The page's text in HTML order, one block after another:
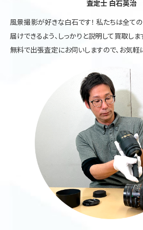
査定士 白石英治
風景撮影が好きな白石です！ 私たちは全て
届けできるよう、しっかりと説明して買取しま
無料で出張査定にお伺いしますので、お気軽